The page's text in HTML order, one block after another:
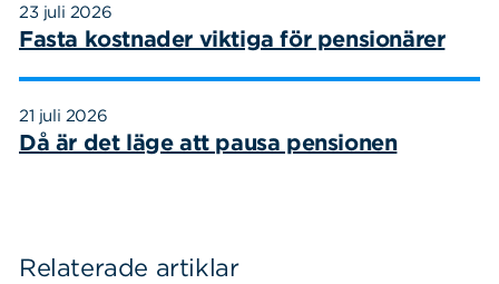
23 juli 2026
Fasta kostnader viktiga för pensionärer
21 juli 2026
Då är det läge att pausa pensionen
Relaterade artiklar